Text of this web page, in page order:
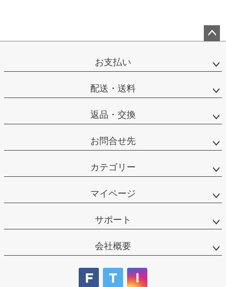
ップ
お支払い
配送・送料
返品・交換
お問合せ先
カテゴリー
マイページ
サポート
会社概要